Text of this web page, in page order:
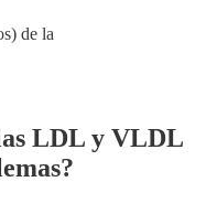
de la
LDL y VLDL